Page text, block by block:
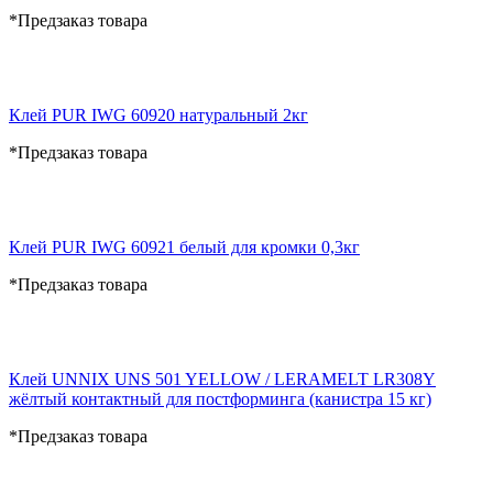
*Предзаказ товара
Клей PUR IWG 60920 натуральный 2кг
*Предзаказ товара
Клей PUR IWG 60921 белый для кромки 0,3кг
*Предзаказ товара
Клей UNNIX UNS 501 YELLOW / LERAMELT LR308Y
жёлтый контактный для постформинга (канистра 15 кг)
*Предзаказ товара